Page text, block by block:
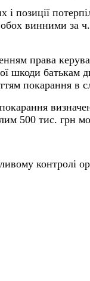
позиції
винними за
права
шкоди батькам
покарання в
500 тис. грн
контролі